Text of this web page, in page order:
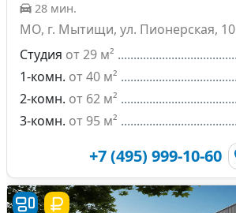
28 мин.
МО, г. Мытищи, ул. Пионерская, 10
Студия от 29 м²
1-комн. от 40 м²
2-комн. от 62 м²
3-комн. от 95 м²
+7 (495) 999-10-60